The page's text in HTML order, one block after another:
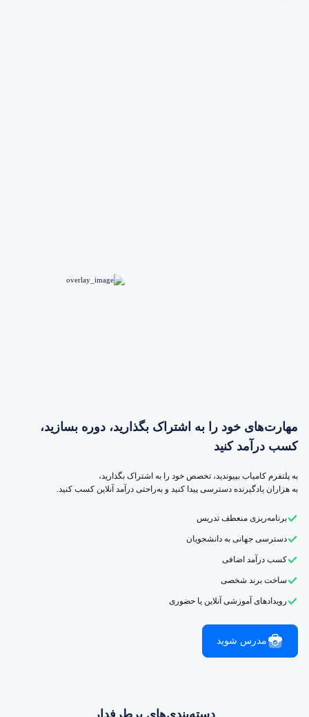
مهارت‌های خود را به اشتراک بگذارید، دوره بسازید،
کسب درآمد کنید
به پلتفرم کامیاب بپیوندید، تخصص خود را به اشتراک بگذارید،
به هزاران یادگیرنده دسترسی پیدا کنید و به‌راحتی درآمد آنلاین کسب کنید.
برنامه‌ریزی منعطف تدریس
دسترسی جهانی به دانشجویان
کسب درآمد اضافی
ساخت برند شخصی
رویدادهای آموزشی آنلاین یا حضوری
مدرس شوید
دسته‌بندی‌های پرطرفدار